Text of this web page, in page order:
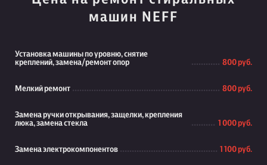
машин NEFF
Установка машины по уровню, снятие
креплений, замена/ремонт опор
800 руб.
Мелкий ремонт 800 руб.
Замена ручки открывания, защелки, крепления
люка, замена стекла
1 000 руб.
Замена электрокомпонентов 1 100 руб.